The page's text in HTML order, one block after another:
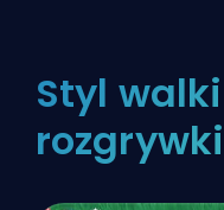
Styl
rozgrywki